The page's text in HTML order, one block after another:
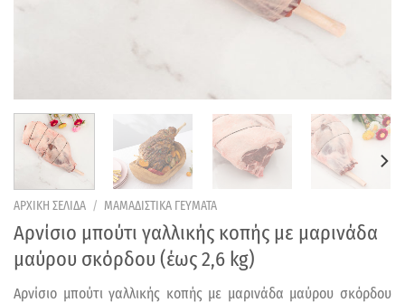
ΑΡΧΙΚΗ ΣΕΛΙΔΑ / ΜΑΜΑΔΙΣΤΙΚΑ ΓΕΥΜΑΤΑ
Αρνίσιο μπούτι γαλλικής κοπής με μαρινάδα
μαύρου σκόρδου (έως 2,6 kg)
Αρνίσιο μπούτι γαλλικής κοπής με μαρινάδα μαύρου σκόρδου